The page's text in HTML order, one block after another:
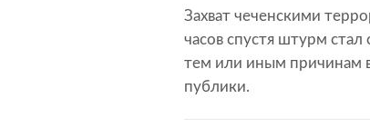
Захват чеченскими
часов спустя штурм
тем или иным причинам
публики.